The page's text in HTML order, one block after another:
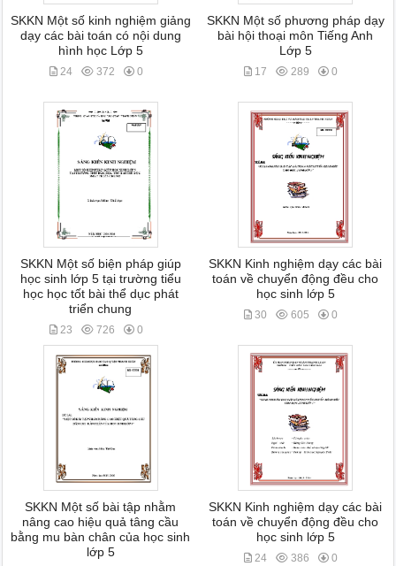
SKKN Một số kinh nghiệm giảng
dạy các bài toán có nội dung
hình học Lớp 5
24 372 0
SKKN Một số phương pháp dạy
bài hội thoại môn Tiếng Anh
Lớp 5
17 289 0
SKKN Một số biện pháp giúp
học sinh lớp 5 tại trường tiểu
học học tốt bài thể dục phát
triển chung
23 726 0
SKKN Kinh nghiệm dạy các bài
toán về chuyển động đều cho
học sinh lớp 5
30 605 0
SKKN Một số bài tập nhằm
nâng cao hiệu quả tâng cầu
bằng mu bàn chân của học sinh
lớp 5
SKKN Kinh nghiệm dạy các bài
toán về chuyển động đều cho
học sinh lớp 5
24 386 0